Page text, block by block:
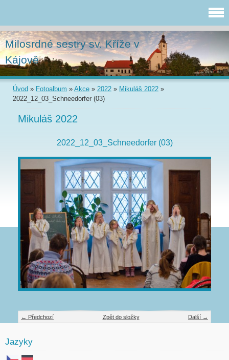
Milosrdné sestry sv. Kříže v
Kájově
Úvod » Fotoalbum » Akce » 2022 » Mikuláš 2022 »
2022_12_03_Schneedorfer (03)
Mikuláš 2022
2022_12_03_Schneedorfer (03)
← Předchozí Další →
Zpět do složky
Jazyky